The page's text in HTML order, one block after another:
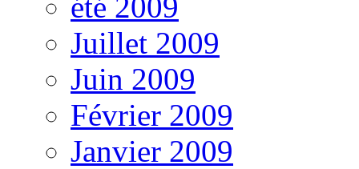
Juillet 2009
Juin 2009
Février 2009
Janvier 2009